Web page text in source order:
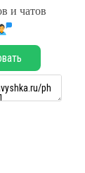
и чатов